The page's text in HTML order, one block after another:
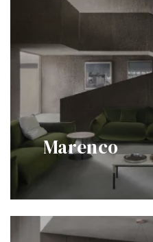
Marenco